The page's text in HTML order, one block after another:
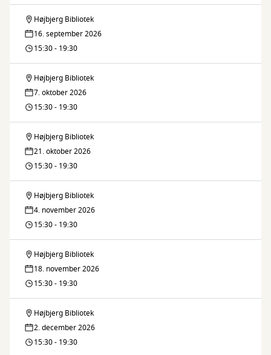
Nörkel
Højbjerg Bibliotek
16. september 2026
15:30 - 19:30
Nörkel
Højbjerg Bibliotek
7. oktober 2026
15:30 - 19:30
Nörkel
Højbjerg Bibliotek
21. oktober 2026
15:30 - 19:30
Nörkel
Højbjerg Bibliotek
4. november 2026
15:30 - 19:30
Nörkel
Højbjerg Bibliotek
18. november 2026
15:30 - 19:30
Nörkel
Højbjerg Bibliotek
2. december 2026
15:30 - 19:30